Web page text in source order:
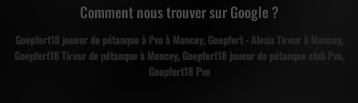
Comment nous trouver sur Google ?
Goepfert18 joueur de pétanque à Pvo à Moncey, Goepfert - Alexis Tireur à Moncey,
Goepfert18 Tireur de pétanque à Moncey, Goepfert18 joueur de pétanque club Pvo,
Goepfert18 Pvo